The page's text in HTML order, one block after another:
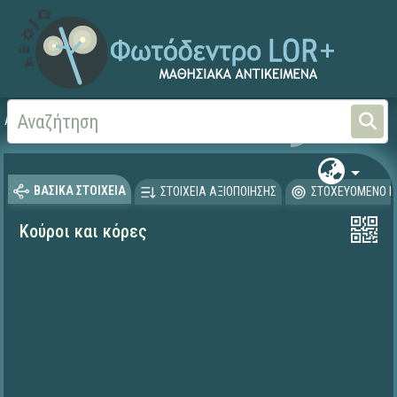
Αρχική
ΒΑΣΙΚΑ ΣΤΟΙΧΕΙΑ ΣΤΟΙΧΕΙΑ ΑΞΙΟΠΟΙΗΣΗΣ ΣΤΟΧΕΥΟΜΕΝΟ
Κούροι και κόρες